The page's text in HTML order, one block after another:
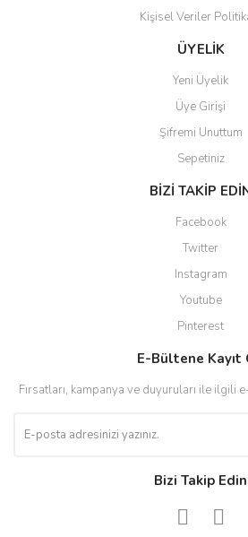
Gönder
Kişisel Veriler
ÜYELİK
Yeni Üyelik
Üye Girişi
Şifremi Unuttum
Sepetiniz
BİZİ TAKİP
Facebook
Twitter
Instagram
Youtube
Pinterest
E-Bültene Kayıt
Fırsatları, kampanya ve duyuruları ile ilgili
Bizi Takip Edin